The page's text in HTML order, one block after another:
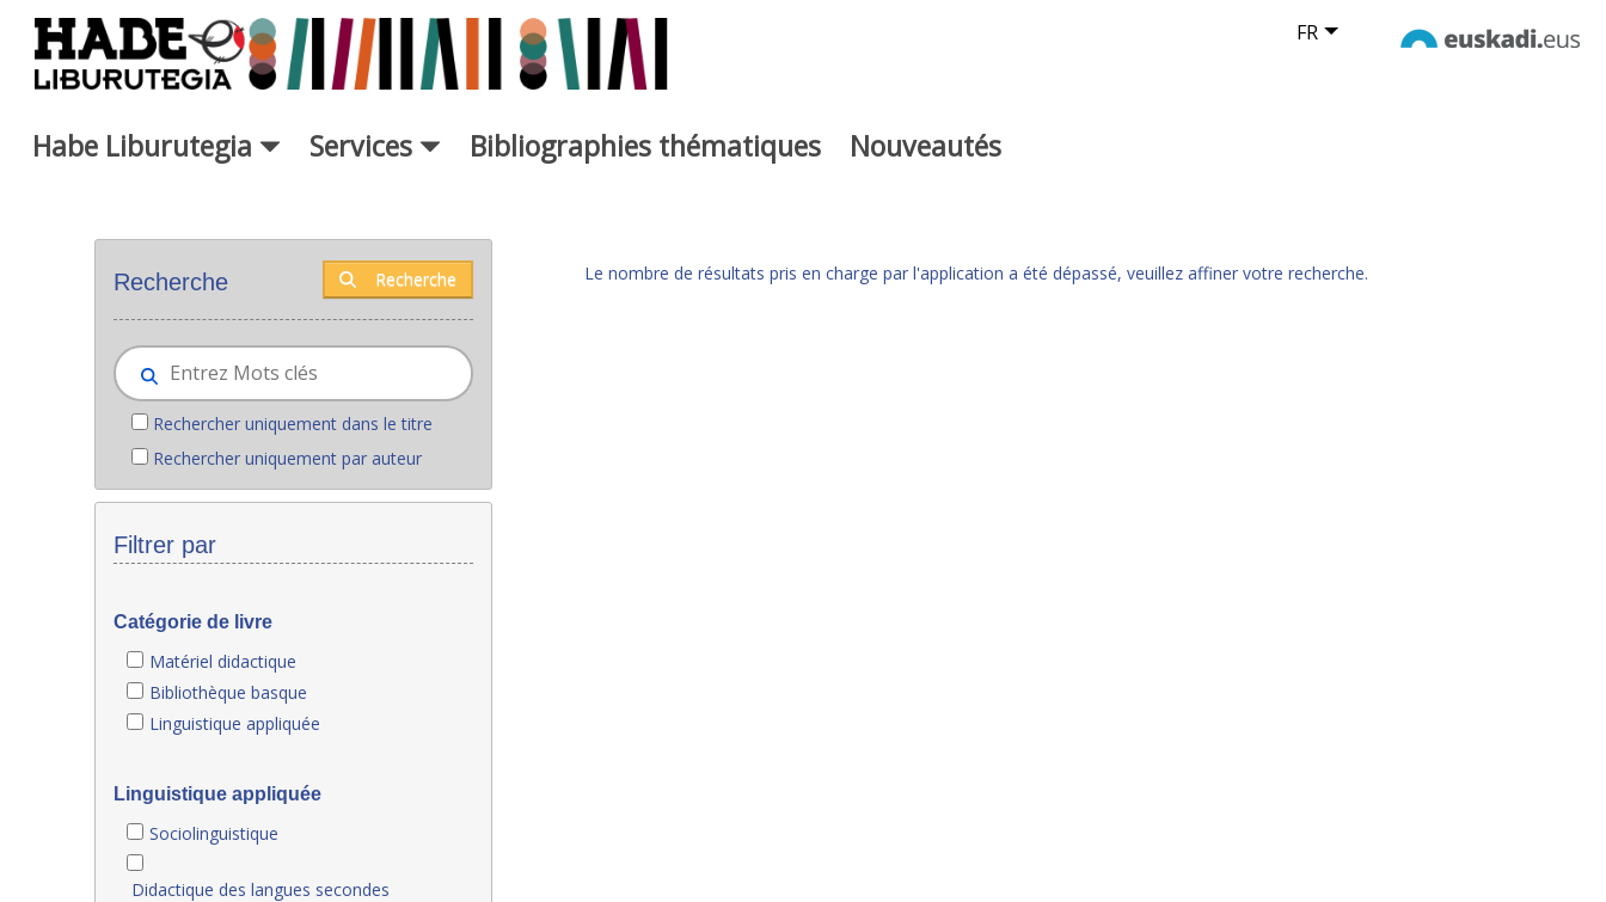
Saut au contenu principal FR
Habe Liburutegia Services Bibliographies thématiques Nouveautés
Recherche Recherche
Rechercher uniquement dans le titre
Rechercher uniquement par auteur
Filtrer par
Catégorie de livre
Matériel didactique
Bibliothèque basque
Linguistique appliquée
Linguistique appliquée
Sociolinguistique
Didactique des langues secondes
Le nombre de résultats pris en charge par l'application a été dépassé, veuillez affiner votre recherche.